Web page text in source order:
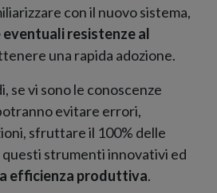
con il nuovo sistema,
eventuali resistenze al
una rapida adozione.
se vi sono le conoscenze
evitare errori,
sfruttare il 100% delle
strumenti innovativi ed
efficienza produttiva.